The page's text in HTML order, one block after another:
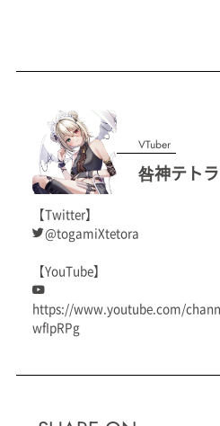
VTuber
咎神テトラ
【Twitter】
@togamiXtetora
【YouTube】
https://www.youtube.com/
wfIpRPg